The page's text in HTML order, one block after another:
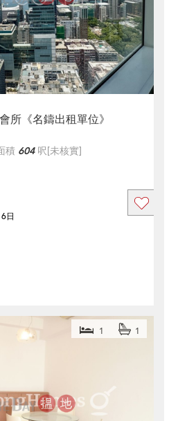
所《名鑄出租單位》
積 604呎[未核實]
日
1 1